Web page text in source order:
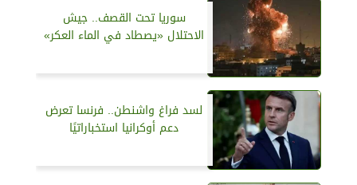
سوريا تحت القصف.. جيش
الاحتلال «يصطاد في الماء العكر»
لسد فراغ واشنطن.. فرنسا تعرض
دعم أوكرانيا استخباراتيًا